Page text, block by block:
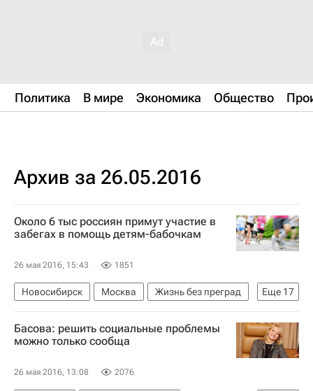
Политика В мире Экономика Общество
Архив за 26.05.2016
Около 6 тыс россиян примут участие в
забегах в помощь детям-бабочкам
26 мая 2016, 15:43 1851
Еще 17
Новосибирск Москва
Жизнь без преград
Владивосток
Новороссийск
Челябинск
Иркутск
Санкт-Петербург
Ксения Раппопорт
Елизавета Боярская
Басова: решить социальные проблемы
можно только сообща
26 мая 2016, 13:08 2076